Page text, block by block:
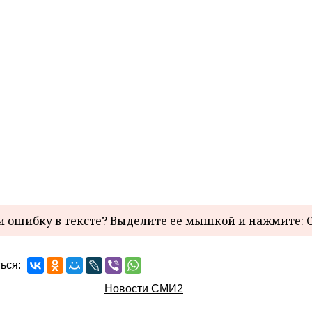
в тексте? Выделите ее мышкой и нажмите:
Новости СМИ2